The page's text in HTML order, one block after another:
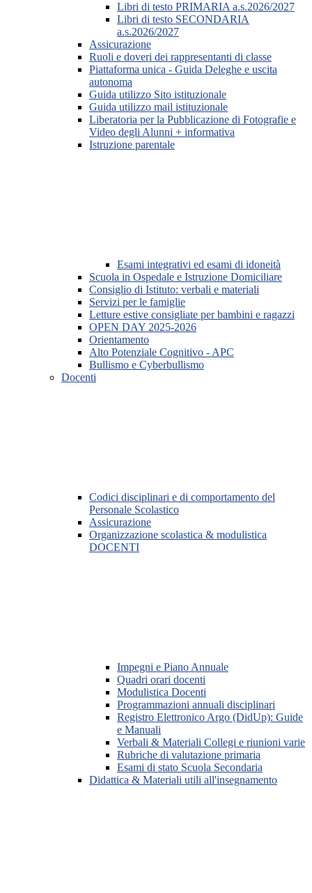
Libri di testo PRIMARIA a.s.2026/2027
Libri di testo SECONDARIA
a.s.2026/2027
Assicurazione
Ruoli e doveri dei rappresentanti di classe
Piattaforma unica - Guida Deleghe e uscita
autonoma
Guida utilizzo Sito istituzionale
Guida utilizzo mail istituzionale
Liberatoria per la Pubblicazione di Fotografie e
Video degli Alunni + informativa
Istruzione parentale
Esami integrativi ed esami di idoneità
Scuola in Ospedale e Istruzione Domiciliare
Consiglio di Istituto: verbali e materiali
Servizi per le famiglie
Letture estive consigliate per bambini e ragazzi
OPEN DAY 2025-2026
Orientamento
Alto Potenziale Cognitivo - APC
Bullismo e Cyberbullismo
Docenti
Codici disciplinari e di comportamento del
Personale Scolastico
Assicurazione
Organizzazione scolastica & modulistica
DOCENTI
Impegni e Piano Annuale
Quadri orari docenti
Modulistica Docenti
Programmazioni annuali disciplinari
Registro Elettronico Argo (DidUp): Guide
e Manuali
Verbali & Materiali Collegi e riunioni varie
Rubriche di valutazione primaria
Esami di stato Scuola Secondaria
Didattica & Materiali utili all'insegnamento